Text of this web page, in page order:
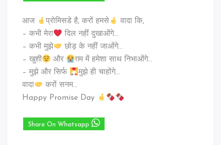
आज प्रोमिसडे है, करों हमसे
वादा कि,
– कभी मेरा
दिल नहीं दुखाओंगे…
– कभी मुझे
छोड़ के नहीं जाओंगे…
– खुशी
और
ग़म में हमेशा साथ निभाओंगे…
– मुझे और सिर्फ
मुझे ही चाहोंगे…
वादा
करों सनम…
Happy Promise Day
Share On Whatsapp